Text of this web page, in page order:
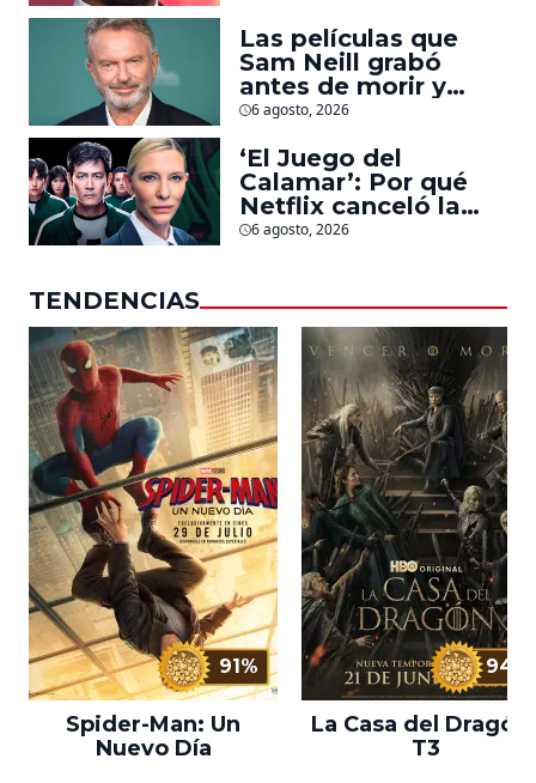
islamistas radicales
Las películas que
Sam Neill grabó
antes de morir y
llegarán pronto a
6 agosto, 2026
‘El Juego del
Calamar’: Por qué
Netflix canceló la
serie de David
Unidos
6 agosto, 2026
TENDENCIAS
91%
Spider-Man: Un
Nuevo Día
94%
La Casa del Dragón
T3